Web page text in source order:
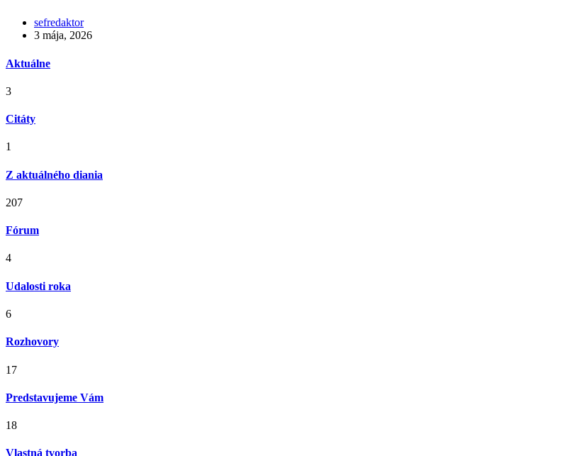
sefredaktor
3 mája, 2026
Aktuálne
3
Citáty
1
Z aktuálného diania
207
Fórum
4
Udalosti roka
6
Rozhovory
17
Predstavujeme Vám
18
Vlastná tvorba